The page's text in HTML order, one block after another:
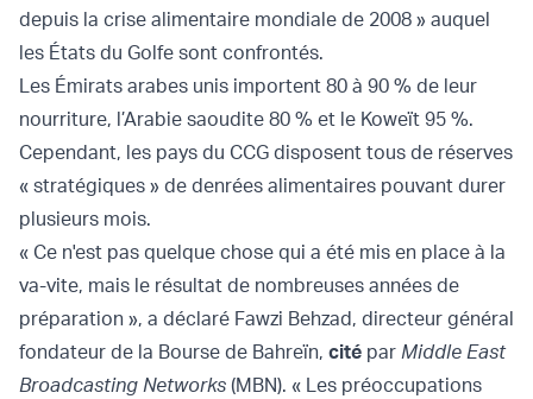
depuis la crise alimentaire mondiale de 2008 » auquel
les États du Golfe sont confrontés.
Les Émirats arabes unis importent 80 à 90 % de leur
nourriture, l’Arabie saoudite 80 % et le Koweït 95 %.
Cependant, les pays du CCG disposent tous de réserves
« stratégiques » de denrées alimentaires pouvant durer
plusieurs mois.
« Ce n'est pas quelque chose qui a été mis en place à la
va-vite, mais le résultat de nombreuses années de
préparation », a déclaré Fawzi Behzad, directeur général
fondateur de la Bourse de Bahreïn, cité par Middle East
Broadcasting Networks (MBN). « Les préoccupations